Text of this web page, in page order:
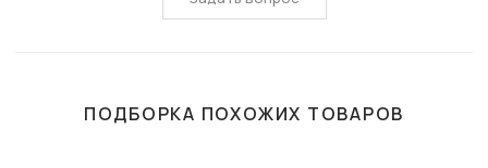
ПОДБОРКА ПОХОЖИХ ТОВАРОВ